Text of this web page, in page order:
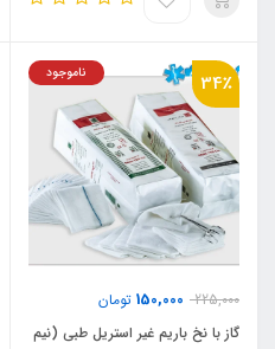
34٪
225,000
150,000 تومان
ناموجود
گاز با نخ باریم غیر استریل طبی (نیم